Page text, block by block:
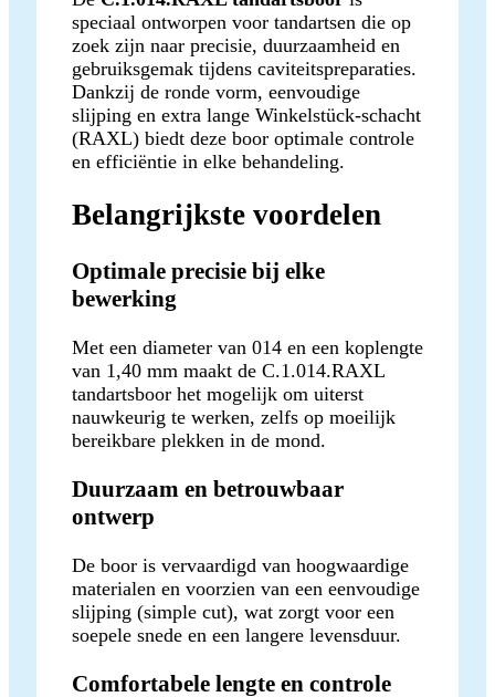
speciaal ontworpen voor tandartsen die op
zoek zijn naar precisie, duurzaamheid en
gebruiksgemak tijdens caviteitspreparaties.
Dankzij de ronde vorm, eenvoudige
slijping en extra lange Winkelstück-schacht
(RAXL) biedt deze boor optimale controle
en efficiëntie in elke behandeling.
Belangrijkste voordelen
Optimale precisie bij elke
bewerking
Met een diameter van 014 en een koplengte
van 1,40 mm maakt de C.1.014.RAXL
tandartsboor het mogelijk om uiterst
nauwkeurig te werken, zelfs op moeilijk
bereikbare plekken in de mond.
Duurzaam en betrouwbaar
ontwerp
De boor is vervaardigd van hoogwaardige
materialen en voorzien van een eenvoudige
slijping (simple cut), wat zorgt voor een
soepele snede en een langere levensduur.
Comfortabele lengte en controle